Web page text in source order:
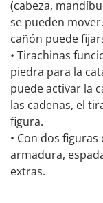
(cabeza,
se pueden
cañón puede
• Tirachinas
piedra para la
puede activar la
las cadenas, el
figura.
• Con dos figuras
armadura,
extras.